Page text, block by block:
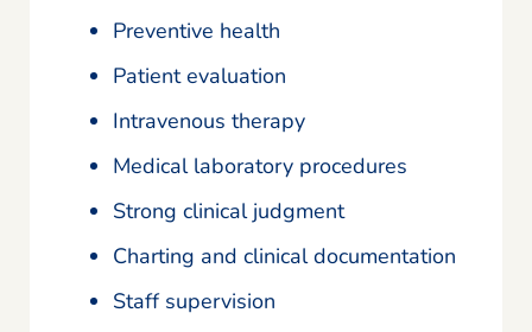
Preventive health
Patient evaluation
Intravenous therapy
Medical laboratory procedures
Strong clinical judgment
Charting and clinical documentation
Staff supervision